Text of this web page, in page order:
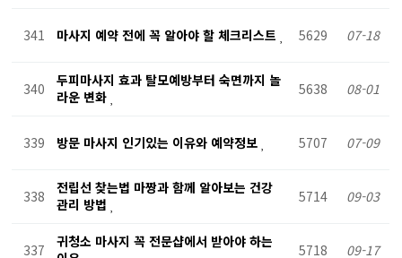
341 마사지 예약 전에 꼭 알아야 할 체크리스트 5629 07-18
340
두피마사지 효과 탈모예방부터 숙면까지 놀
라운 변화
5638 08-01
339 방문 마사지 인기있는 이유와 예약정보 5707 07-09
338
전립선 찾는법 마짱과 함께 알아보는 건강
관리 방법
5714 09-03
337
귀청소 마사지 꼭 전문샵에서 받아야 하는
5718 09-17